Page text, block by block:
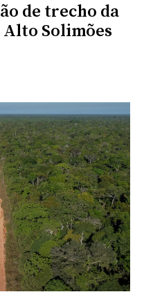
de trecho da
Alto Solimões